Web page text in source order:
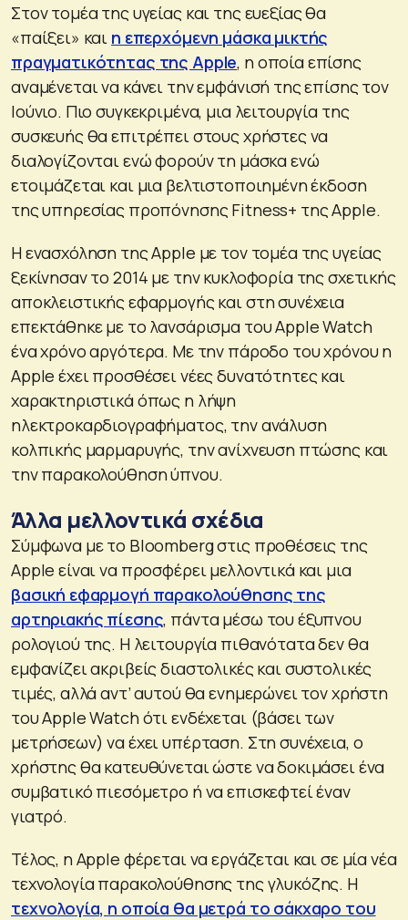
Στον τομέα της υγείας και της ευεξίας θα
«παίξει» και η επερχόμενη μάσκα μικτής
πραγματικότητας της Apple, η οποία επίσης
αναμένεται να κάνει την εμφάνισή της επίσης τον
Ιούνιο. Πιο συγκεκριμένα, μια λειτουργία της
συσκευής θα επιτρέπει στους χρήστες να
διαλογίζονται ενώ φορούν τη μάσκα ενώ
ετοιμάζεται και μια βελτιστοποιημένη έκδοση
της υπηρεσίας προπόνησης Fitness+ της Apple.
Η ενασχόληση της Apple με τον τομέα της υγείας
ξεκίνησαν το 2014 με την κυκλοφορία της σχετικής
αποκλειστικής εφαρμογής και στη συνέχεια
επεκτάθηκε με το λανσάρισμα του Apple Watch
ένα χρόνο αργότερα. Με την πάροδο του χρόνου η
Apple έχει προσθέσει νέες δυνατότητες και
χαρακτηριστικά όπως η λήψη
ηλεκτροκαρδιογραφήματος, την ανάλυση
κολπικής μαρμαρυγής, την ανίχνευση πτώσης και
την παρακολούθηση ύπνου.
Άλλα μελλοντικά σχέδια
Σύμφωνα με το Bloomberg στις προθέσεις της
Apple είναι να προσφέρει μελλοντικά και μια
βασική εφαρμογή παρακολούθησης της
αρτηριακής πίεσης, πάντα μέσω του έξυπνου
ρολογιού της. Η λειτουργία πιθανότατα δεν θα
εμφανίζει ακριβείς διαστολικές και συστολικές
τιμές, αλλά αντ’ αυτού θα ενημερώνει τον χρήστη
του Apple Watch ότι ενδέχεται (βάσει των
μετρήσεων) να έχει υπέρταση. Στη συνέχεια, ο
χρήστης θα κατευθύνεται ώστε να δοκιμάσει ένα
συμβατικό πιεσόμετρο ή να επισκεφτεί έναν
γιατρό.
Τέλος, η Apple φέρεται να εργάζεται και σε μία νέα
τεχνολογία παρακολούθησης της γλυκόζης. Η
τεχνολογία, η οποία θα μετρά το σάκχαρο του